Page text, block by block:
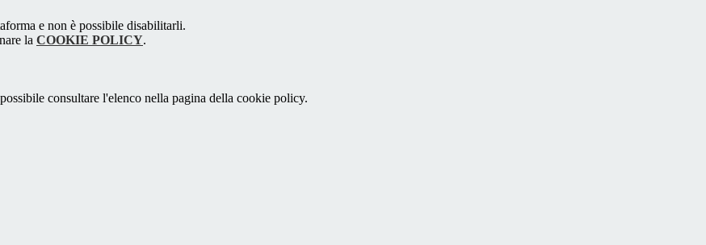
e non è possibile disabilitarli.
la COOKIE POLICY.
consultare l'elenco nella pagina della cookie policy.